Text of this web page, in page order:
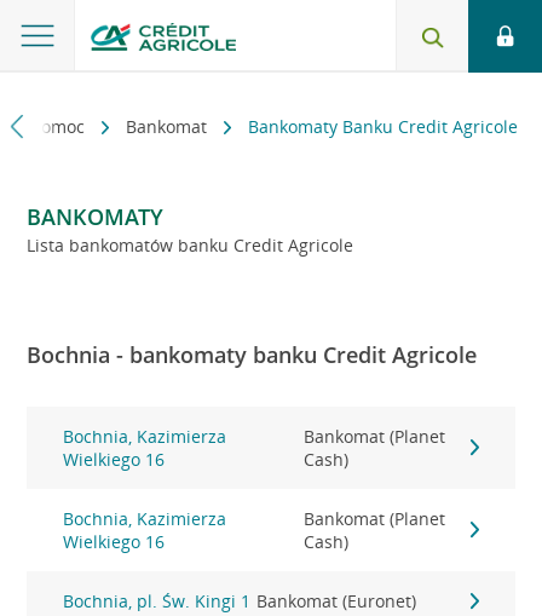
i pomoc Bankomat Bankomaty Banku Credit Agricole
BANKOMATY
Lista bankomatów banku Credit Agricole
Bochnia - bankomaty banku Credit Agricole
Bochnia, Kazimierza
Wielkiego 16
Bankomat (Planet
Cash)
Bochnia, Kazimierza
Wielkiego 16
Bankomat (Planet
Cash)
Bochnia, pl. Św. Kingi 1 Bankomat (Euronet)